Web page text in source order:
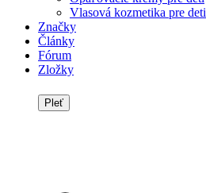
Vlasová kozmetika pre deti
Značky
Články
Fórum
Zložky
Pleť